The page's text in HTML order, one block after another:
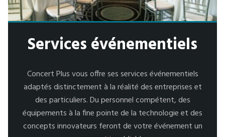
Services événementiels
Concert Plus vous offre ses services événementiels
adaptés distinctement à la réalité des entreprises et
des particuliers. Du personnel compétent, des
équipements à la fine pointe de la technologie et des
concepts innovateurs feront de votre événement un